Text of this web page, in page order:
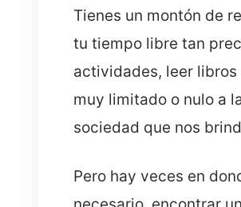
Tienes un montón de
tu tiempo libre tan
actividades, leer
muy limitado o nulo a
sociedad que nos
Pero hay veces en